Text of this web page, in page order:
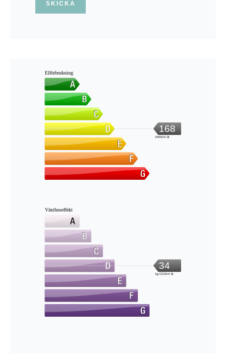
SKICKA
Elförbrukning
168
kWh/m².år
Växthuseffekt
34
kg CO2/m².år